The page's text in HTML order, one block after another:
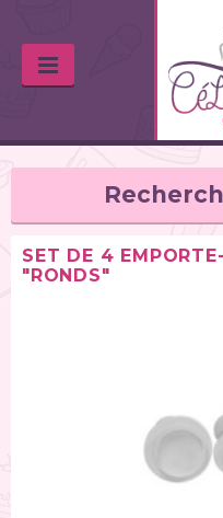
Poches à douille et
Spatules / ustensiles
SET DE 4
"RONDS"